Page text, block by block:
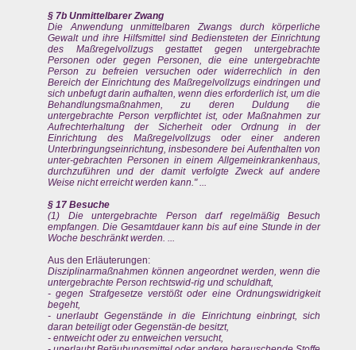
§ 7b Unmittelbarer Zwang
Die Anwendung unmittelbaren Zwangs durch körperliche
Gewalt und ihre Hilfsmittel sind Bediensteten der Einrichtung
des Maßregelvollzugs gestattet gegen untergebrachte
Personen oder gegen Personen, die eine untergebrachte
Person zu befreien versuchen oder widerrechlich in den
Bereich der Einrichtung des Maßregelvollzugs eindringen und
sich unbefugt darin aufhalten, wenn dies erforderlich ist, um die
Behandlungsmaßnahmen, zu deren Duldung die
untergebrachte Person verpflichtet ist, oder Maßnahmen zur
Aufrechterhaltung der Sicherheit oder Ordnung in der
Einrichtung des Maßregelvollzugs oder einer anderen
Unterbringungseinrichtung, insbesondere bei Aufenthalten von
unter-gebrachten Personen in einem Allgemeinkrankenhaus,
durchzuführen und der damit verfolgte Zweck auf andere
Weise nicht erreicht werden kann." ...
§ 17 Besuche
(1) Die untergebrachte Person darf regelmäßig Besuch
empfangen. Die Gesamtdauer kann bis auf eine Stunde in der
Woche beschränkt werden. ...
Aus den Erläuterungen:
Disziplinarmaßnahmen können angeordnet werden, wenn die
untergebrachte Person rechtswid-rig und schuldhaft,
- gegen Strafgesetze verstößt oder eine Ordnungswidrigkeit
begeht,
- unerlaubt Gegenstände in die Einrichtung einbringt, sich
daran beteiligt oder Gegenstän-de besitzt,
- entweicht oder zu entweichen versucht,